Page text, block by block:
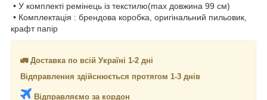
• У комплекті ремінець із текстилю(max довжина 99 см)
• Комплектація : брендова коробка, оригінальний пильовик,
крафт папір
🚛 Доставка по всій Україні 1-2 дні
Відправлення здійснюється протягом 1-3 днів
Відправляємо за кордон